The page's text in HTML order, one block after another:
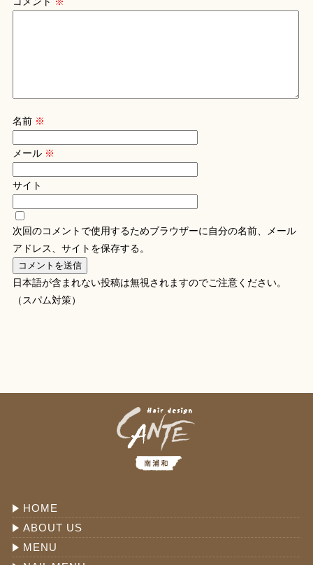
名前 ※
メール ※
サイト
次回のコメントで使用するためブラウザーに自分の名前、メール
アドレス、サイトを保存する。
日本語が含まれない投稿は無視されますのでご注意ください。
（スパム対策）
HOME
ABOUT US
MENU